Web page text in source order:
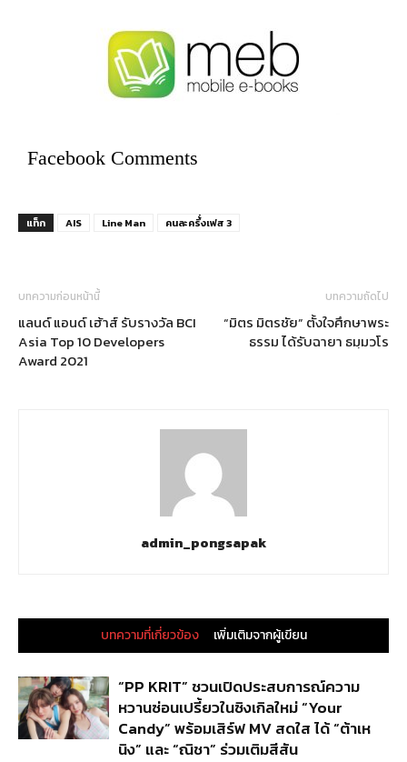
Facebook Comments
แท็ก AIS Line Man คนละครึ้่งเฟส 3
บทความก่อนหน้านี้
แลนด์ แอนด์ เฮ้าส์ รับรางวัล BCI
Asia Top 10 Developers
Award 2021
บทความถัดไป
“มิตร มิตรชัย” ตั้งใจศึกษาพระ
ธรรม ได้รับฉายา ธมฺมวโร
admin_pongsapak
บทความที่เกี่ยวข้อง เพิ่มเติมจากผู้เขียน
“PP KRIT” ชวนเปิดประสบการณ์ความ
หวานซ่อนเปรี้ยวในซิงเกิลใหม่ “Your
Candy” พร้อมเสิร์ฟ MV สดใส ได้ “ต้าเห
นิง” และ “ณิชา” ร่วมเติมสีสัน